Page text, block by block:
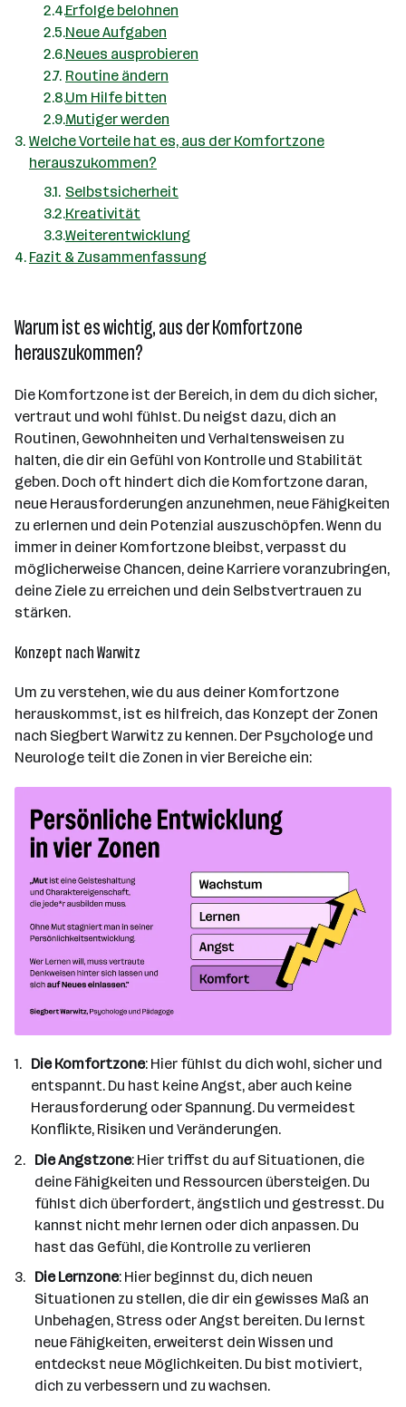
Erfolge belohnen
Neue Aufgaben
Neues ausprobieren
Routine ändern
Um Hilfe bitten
Mutiger werden
Welche Vorteile hat es, aus der Komfortzone
herauszukommen?
Selbstsicherheit
Kreativität
Weiterentwicklung
Fazit & Zusammenfassung
Warum ist es wichtig, aus der Komfortzone
herauszukommen?
Die Komfortzone ist der Bereich, in dem du dich sicher,
vertraut und wohl fühlst. Du neigst dazu, dich an
Routinen, Gewohnheiten und Verhaltensweisen zu
halten, die dir ein Gefühl von Kontrolle und Stabilität
geben. Doch oft hindert dich die Komfortzone daran,
neue Herausforderungen anzunehmen, neue Fähigkeiten
zu erlernen und dein Potenzial auszuschöpfen. Wenn du
immer in deiner Komfortzone bleibst, verpasst du
möglicherweise Chancen, deine Karriere voranzubringen,
deine Ziele zu erreichen und dein Selbstvertrauen zu
stärken.
Konzept nach Warwitz
Um zu verstehen, wie du aus deiner Komfortzone
herauskommst, ist es hilfreich, das Konzept der Zonen
nach Siegbert Warwitz zu kennen. Der Psychologe und
Neurologe teilt die Zonen in vier Bereiche ein:
Die Komfortzone: Hier fühlst du dich wohl, sicher und
entspannt. Du hast keine Angst, aber auch keine
Herausforderung oder Spannung. Du vermeidest
Konflikte, Risiken und Veränderungen.
Die Angstzone: Hier triffst du auf Situationen, die
deine Fähigkeiten und Ressourcen übersteigen. Du
fühlst dich überfordert, ängstlich und gestresst. Du
kannst nicht mehr lernen oder dich anpassen. Du
hast das Gefühl, die Kontrolle zu verlieren
Die Lernzone: Hier beginnst du, dich neuen
Situationen zu stellen, die dir ein gewisses Maß an
Unbehagen, Stress oder Angst bereiten. Du lernst
neue Fähigkeiten, erweiterst dein Wissen und
entdeckst neue Möglichkeiten. Du bist motiviert,
dich zu verbessern und zu wachsen.